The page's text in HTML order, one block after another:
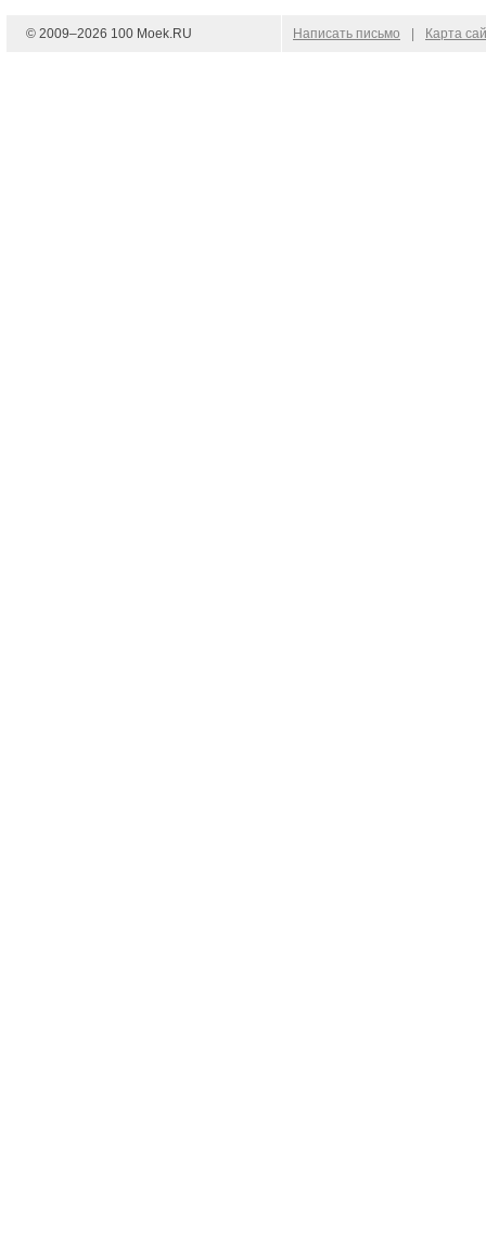
© 2009–2026 100 Moek.RU Написать письмо Карта